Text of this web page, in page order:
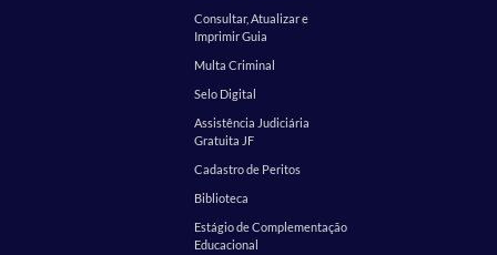
Consultar, Atualizar e
Imprimir Guia
Multa Criminal
Selo Digital
Assistência Judiciária
Gratuita JF
Cadastro de Peritos
Biblioteca
Estágio de Complementação
Educacional